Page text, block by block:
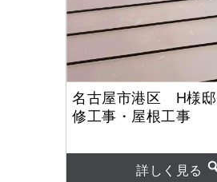
名古屋市港区 H様
修工事・屋根工事
詳しく見る